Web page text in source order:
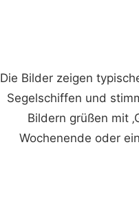
Die Bilder zeigen
Segelschiffen und
Bildern grüßen mit
Wochenende oder